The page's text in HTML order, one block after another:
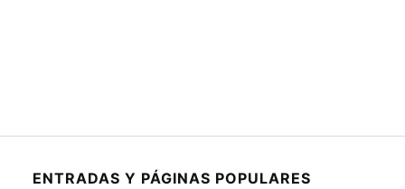
ENTRADAS Y PÁGINAS POPULARES